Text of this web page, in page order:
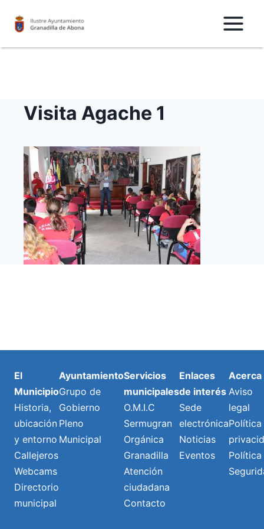
Visita Agache 1
El
Municipio
Historia,
ubicación
y entorno
Callejeros
Webcams
Directorio
municipal
Ayuntamiento
Grupo de
Gobierno
Pleno
Municipal
Servicios
municipales
O.M.I.C
Sermugran
Orgánica
Granadilla
Atención
ciudadana
Contacto
Enlaces
de interés
Sede
electrónica
Noticias
Eventos
Acerca
Aviso
legal
Política
Política